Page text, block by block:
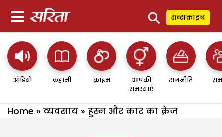
⚲ सब्सक्राइब
ऑडियो कहानी क्राइम
आपकी
समस्याएं
राजनीति
Home » व्यवसाय » हुस्न और कार का क्रेज